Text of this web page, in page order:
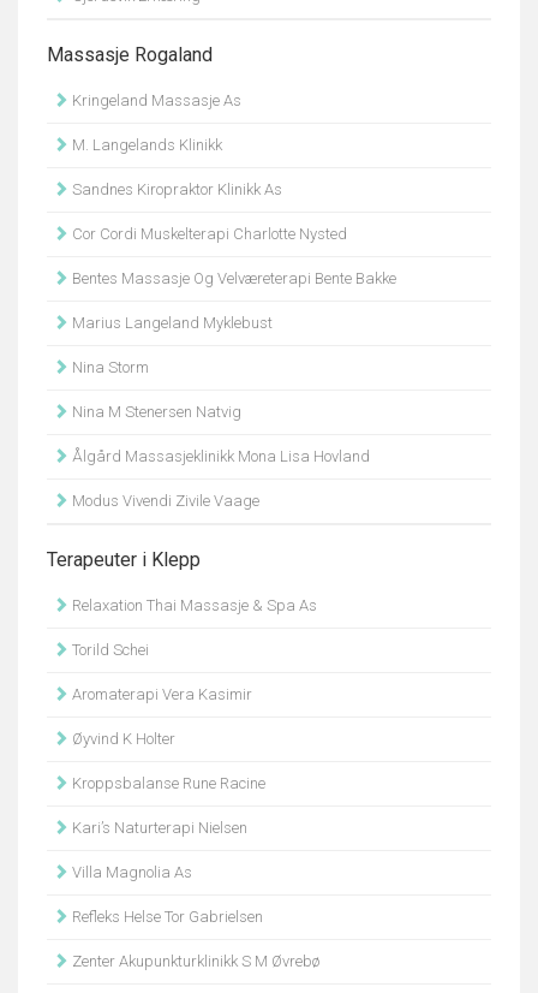
Massasje Rogaland
Kringeland Massasje As
M. Langelands Klinikk
Sandnes Kiropraktor Klinikk As
Cor Cordi Muskelterapi Charlotte Nysted
Bentes Massasje Og Velværeterapi Bente Bakke
Marius Langeland Myklebust
Nina Storm
Nina M Stenersen Natvig
Ålgård Massasjeklinikk Mona Lisa Hovland
Modus Vivendi Zivile Vaage
Terapeuter i Klepp
Relaxation Thai Massasje & Spa As
Torild Schei
Aromaterapi Vera Kasimir
Øyvind K Holter
Kroppsbalanse Rune Racine
Kari’s Naturterapi Nielsen
Villa Magnolia As
Refleks Helse Tor Gabrielsen
Zenter Akupunkturklinikk S M Øvrebø